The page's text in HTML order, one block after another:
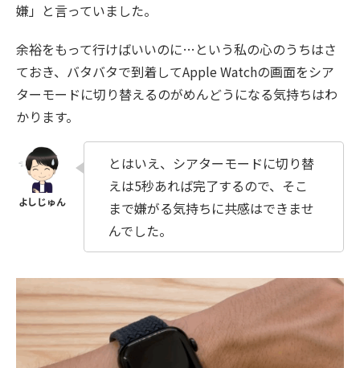
嫌」と言っていました。
余裕をもって行けばいいのに…という私の心のうちはさ
ておき、バタバタで到着してApple Watchの画面をシア
ターモードに切り替えるのがめんどうになる気持ちはわ
かります。
とはいえ、シアターモードに切り替
えは5秒あれば完了するので、そこ
まで嫌がる気持ちに共感はできませ
んでした。